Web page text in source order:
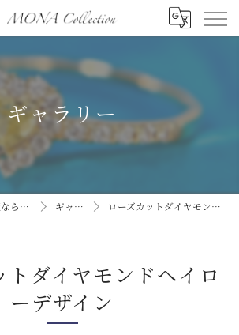
ギャラリー
ジュエリーの通販ならMONA collection ギャラリー ローズカットダイヤモンドヘイローデザイン
トダイヤモンドヘイロ
ーデザイン